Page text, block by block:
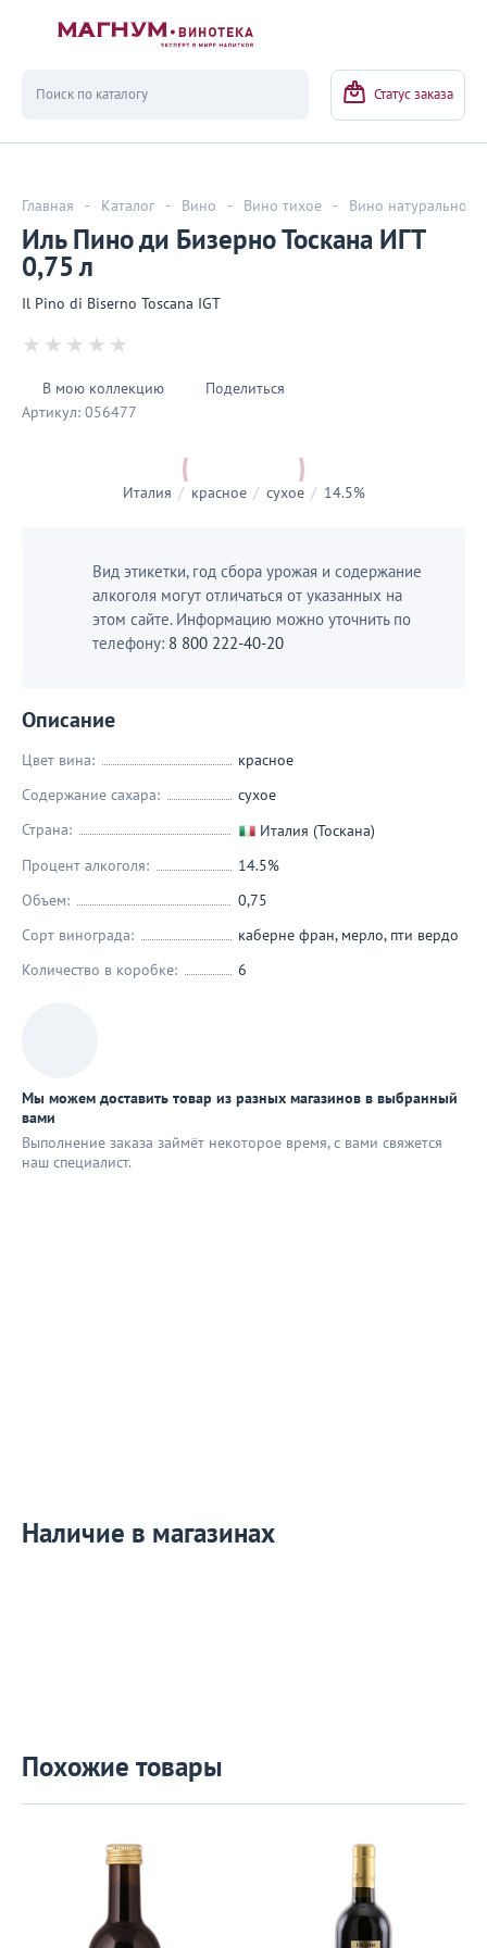
Статус заказа
Главная - Каталог - Вино - Вино тихое - Вино натуральное
Иль Пино ди Бизерно Тоскана ИГТ
0,75 л
Il Pino di Biserno Toscana IGT
В мою коллекцию
Поделиться
Артикул: 056477
Италия / красное / сухое / 14.5%
Вид этикетки, год сбора урожая и содержание
алкоголя могут отличаться от указанных на
этом сайте. Информацию можно уточнить по
телефону: 8 800 222-40-20
Описание
Цвет вина:
красное
Содержание сахара:
сухое
Страна:
Италия (Тоскана)
Процент алкоголя:
14.5%
Объем:
0,75
Сорт винограда:
каберне фран, мерло, пти вердо
Количество в коробке:
6
Мы можем доставить товар из разных магазинов в выбранный
вами
Выполнение заказа займёт некоторое время, с вами свяжется
наш специaлист.
Наличие в магазинах
Похожие товары